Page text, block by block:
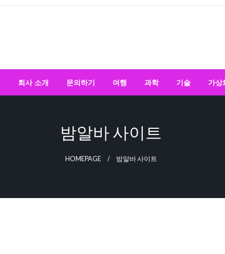
회사 소개 문의하기 여행 과학 기술 가상
밤알바 사이트
HOMEPAGE 밤알바 사이트